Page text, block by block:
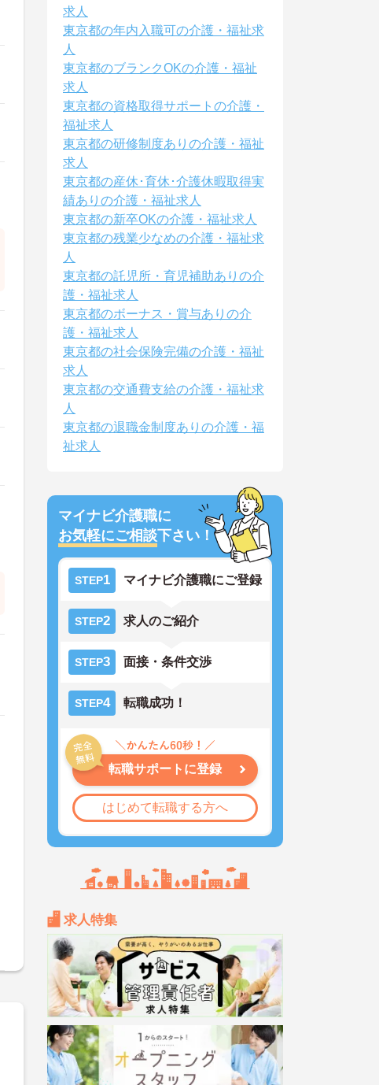
求人
東京都の年内入職可の介護・福祉求
人
東京都のブランクOKの介護・福祉
求人
東京都の資格取得サポートの介護・
福祉求人
東京都の研修制度ありの介護・福祉
求人
東京都の産休･育休･介護休暇取得実
績ありの介護・福祉求人
東京都の新卒OKの介護・福祉求人
東京都の残業少なめの介護・福祉求
人
東京都の託児所・育児補助ありの介
護・福祉求人
東京都のボーナス・賞与ありの介
護・福祉求人
東京都の社会保険完備の介護・福祉
求人
東京都の交通費支給の介護・福祉求
人
東京都の退職金制度ありの介護・福
祉求人
マイナビ介護職に
お気軽にご相談下さい！
STEP1 マイナビ介護職にご登録
STEP2 求人のご紹介
STEP3 面接・条件交渉
STEP4 転職成功！
転職サポートに登録
はじめて転職する方へ
求人特集